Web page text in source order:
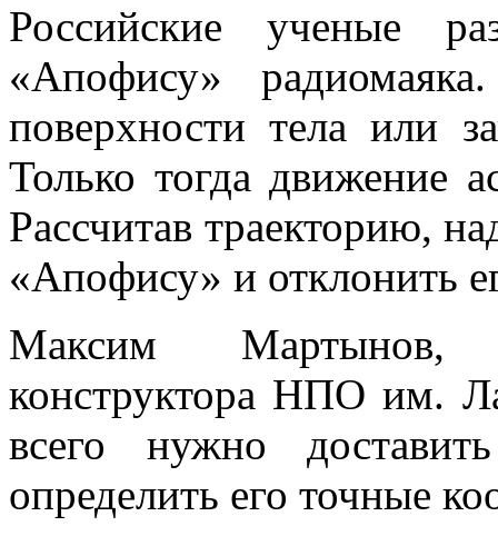
Российские ученые
«Апофису»
поверхности тела или
Только тогда движение
Рассчитав траекторию,
«Апофису» и отклонить
Максим Мартынов,
конструктора НПО им.
всего нужно
определить его точные